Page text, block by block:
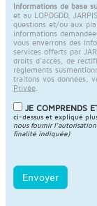
Informations de base
et au LOPDGDD,
questions et/ou aux
informations
vous enverrons des
services offerts par
droits d'accès, de
règlements
traitons vos données,
Privée.
JE COMPRENDS
ci-dessus et expliqué
nous fournir
finalité indiquée)
Envoyer